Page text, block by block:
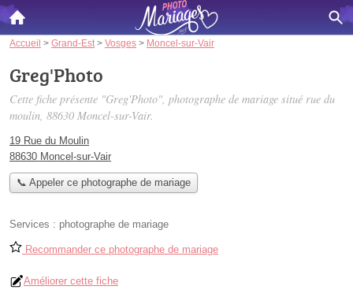
Accueil > Grand-Est > Vosges > Moncel-sur-Vair
Greg'Photo
Cette fiche présente "Greg'Photo", photographe de mariage situé rue du
moulin, 88630 Moncel-sur-Vair.
19 Rue du Moulin
88630 Moncel-sur-Vair
📞 Appeler ce photographe de mariage
Services : photographe de mariage
Recommander ce photographe de mariage
Améliorer cette fiche